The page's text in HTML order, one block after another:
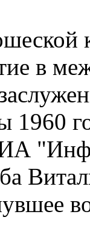
в
1960